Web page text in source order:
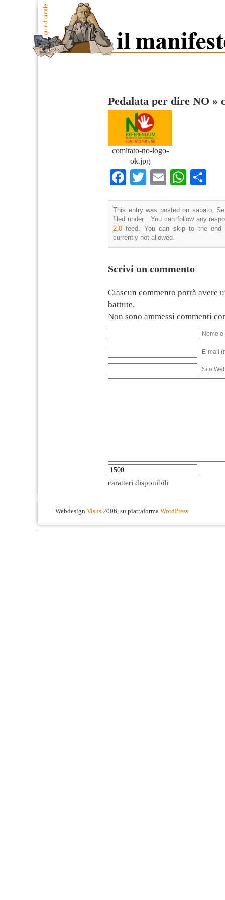
Pedalata per dire NO »
comitato-no-logo-
ok.jpg
Facebook
TwitterEmail
This entry was posted on sabato,
filed under . You can follow any
2.0 feed. You can skip to the end
currently not allowed.
Scrivi un commento
Ciascun commento potrà avere
battute.
Non sono ammessi commenti
Nome
E-mail
Sito
caratteri disponibili
Webdesign Visus 2006, su piattaforma WordPress